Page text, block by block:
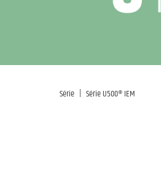
Série | Série U500® IEM